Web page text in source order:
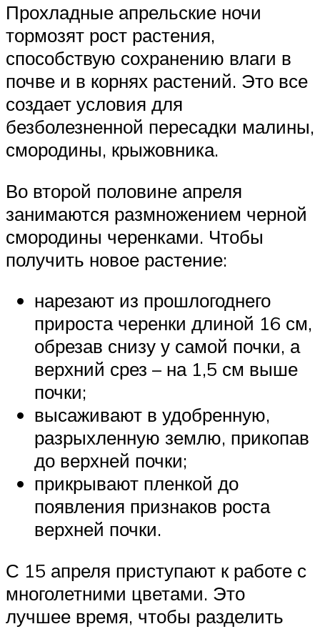
Прохладные апрельские ночи
тормозят рост растения,
способствую сохранению влаги в
почве и в корнях растений. Это все
создает условия для
безболезненной пересадки малины,
смородины, крыжовника.
Во второй половине апреля
занимаются размножением черной
смородины черенками. Чтобы
получить новое растение:
нарезают из прошлогоднего
прироста черенки длиной 16 см,
обрезав снизу у самой почки, а
верхний срез – на 1,5 см выше
почки;
высаживают в удобренную,
разрыхленную землю, прикопав
до верхней почки;
прикрывают пленкой до
появления признаков роста
верхней почки.
С 15 апреля приступают к работе с
многолетними цветами. Это
лучшее время, чтобы разделить